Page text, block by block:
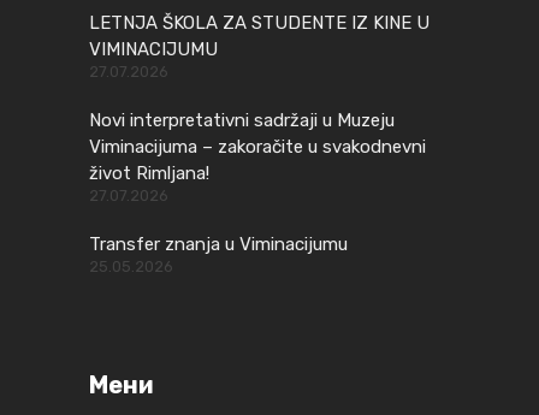
LETNJA ŠKOLA ZA STUDENTE IZ KINE U
VIMINACIJUMU
27.07.2026
Novi interpretativni sadržaji u Muzeju
Viminacijuma – zakoračite u svakodnevni
život Rimljana!
27.07.2026
Transfer znanja u Viminacijumu
25.05.2026
Мени